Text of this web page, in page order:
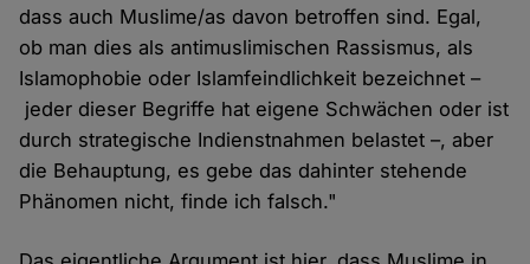
dass auch Muslime/as davon betroffen sind. Egal,
ob man dies als antimuslimischen Rassismus, als
Islamophobie oder Islamfeindlichkeit bezeichnet –
jeder dieser Begriffe hat eigene Schwächen oder ist
durch strategische Indienstnahmen belastet –, aber
die Behauptung, es gebe das dahinter stehende
Phänomen nicht, finde ich falsch."